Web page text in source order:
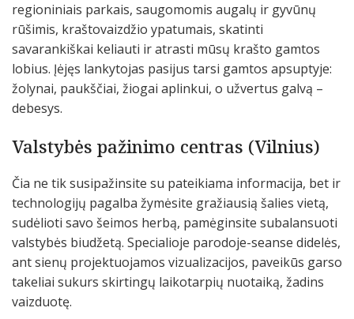
regioniniais parkais, saugomomis augalų ir gyvūnų
rūšimis, kraštovaizdžio ypatumais, skatinti
savarankiškai keliauti ir atrasti mūsų krašto gamtos
lobius. Įėjęs lankytojas pasijus tarsi gamtos apsuptyje:
žolynai, paukščiai, žiogai aplinkui, o užvertus galvą –
debesys.
Valstybės pažinimo centras (Vilnius)
Čia ne tik susipažinsite su pateikiama informacija, bet ir
technologijų pagalba žymėsite gražiausią šalies vietą,
sudėlioti savo šeimos herbą, pamėginsite subalansuoti
valstybės biudžetą. Specialioje parodoje-seanse didelės,
ant sienų projektuojamos vizualizacijos, paveikūs garso
takeliai sukurs skirtingų laikotarpių nuotaiką, žadins
vaizduotę.